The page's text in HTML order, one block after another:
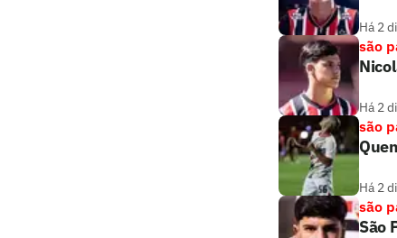
Há 2
são
Há 2
são
Há 2
são
São